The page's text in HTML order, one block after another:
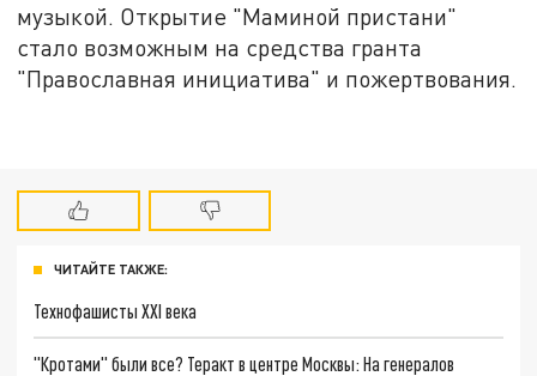
музыкой. Открытие "Маминой пристани"
стало возможным на средства гранта
"Православная инициатива" и пожертвования.
ЧИТАЙТЕ ТАКЖЕ:
Технофашисты XXI века
"Кротами" были все? Теракт в центре Москвы: На генералов